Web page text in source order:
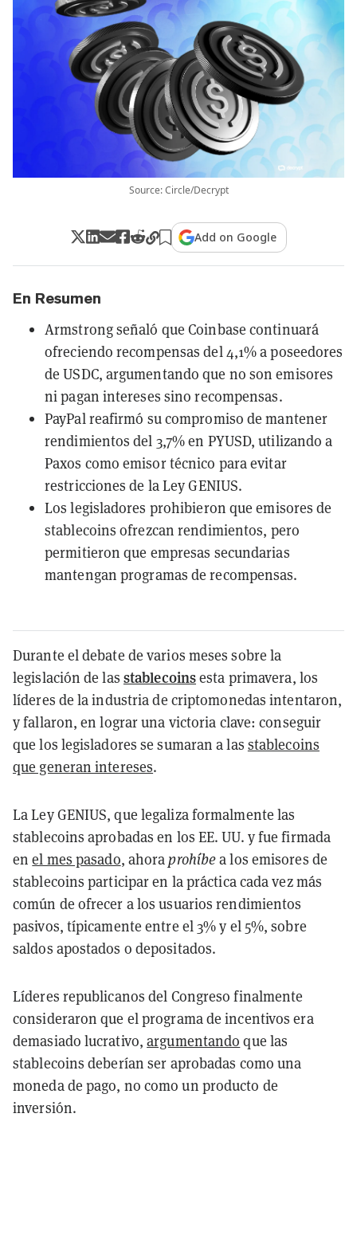
Source: Circle/Decrypt
Add on Google
En Resumen
Armstrong señaló que Coinbase continuará
ofreciendo recompensas del 4,1% a poseedores
de USDC, argumentando que no son emisores
ni pagan intereses sino recompensas.
PayPal reafirmó su compromiso de mantener
rendimientos del 3,7% en PYUSD, utilizando a
Paxos como emisor técnico para evitar
restricciones de la Ley GENIUS.
Los legisladores prohibieron que emisores de
stablecoins ofrezcan rendimientos, pero
permitieron que empresas secundarias
mantengan programas de recompensas.
Durante el debate de varios meses sobre la
legislación de las stablecoinsesta primavera, los
líderes de la industria de criptomonedas intentaron,
y fallaron, en lograr una victoria clave: conseguir
que los legisladores se sumaran a las stablecoins
que generan intereses.
La Ley GENIUS, que legaliza formalmente las
stablecoins aprobadas en los EE. UU. y fue firmada
enel mes pasado, ahoraprohíbea los emisores de
stablecoins participar en la práctica cada vez más
común de ofrecer a los usuarios rendimientos
pasivos, típicamente entre el 3% y el 5%, sobre
saldos apostados o depositados.
Líderes republicanos del Congreso finalmente
consideraron que el programa de incentivos era
demasiado lucrativo,argumentando que las
stablecoins deberían ser aprobadas como una
moneda de pago, no como un producto de
inversión.